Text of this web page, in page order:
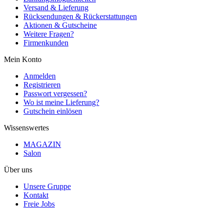
Versand & Lieferung
Rücksendungen & Rückerstattungen
Aktionen & Gutscheine
Weitere Fragen?
Firmenkunden
Mein Konto
Anmelden
Registrieren
Passwort vergessen?
Wo ist meine Lieferung?
Gutschein einlösen
Wissenswertes
MAGAZIN
Salon
Über uns
Unsere Gruppe
Kontakt
Freie Jobs